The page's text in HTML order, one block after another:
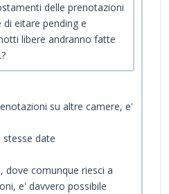
delle prenotazioni
eitare pending e
libere andranno fatte
su altre camere, e'
date
dove comunque riesci a
e' davvero possibile